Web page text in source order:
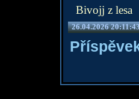
Bivojj z lesa
26.04.2026